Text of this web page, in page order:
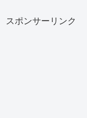
スポンサーリンク